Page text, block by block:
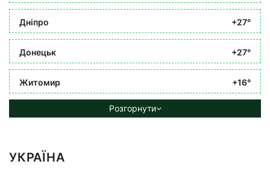
Дніпро +27°
Донецьк +27°
Житомир +16°
Розгорнути
УКРАЇНА